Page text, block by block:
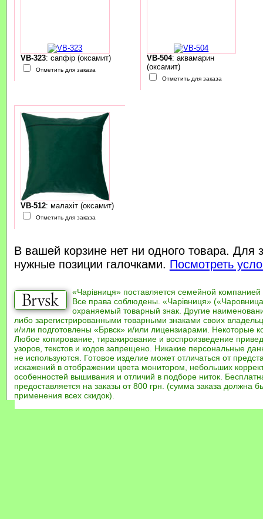
VB-323: сапфір (оксамит)
Отметить для заказа
VB-504: аквамарин
(оксамит)
Отметить для заказа
VB-512: малахіт (оксамит)
Отметить для заказа
В вашей корзине нет ни одного товара. Для
нужные позиции галочками. Посмотреть
«Чарівниця» поставляется семейной компанией
Все права соблюдены. «Чарівниця»
охраняемый товарный знак. Другие
либо зарегистрированными товарными знаками своих
и/или подготовлены «Брвск» и/или лицензиарами. Некоторые
Любое копирование, тиражирование и воспроизведение
узоров, текстов и кодов запрещено. Никакие персональные
не используются. Готовое изделие может отличаться от
искажений в отображении цвета монитором, небольших
особенностей вышивания и отличий в подборе ниток.
предоставляется на заказы от 800 грн. (сумма заказа должна
применения всех скидок).